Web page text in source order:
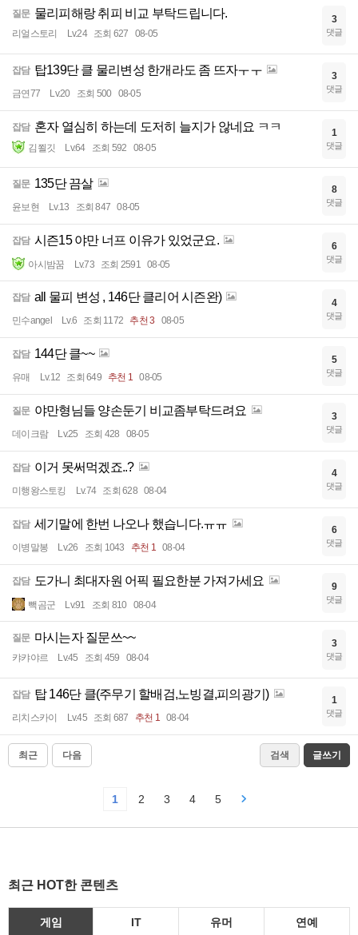
질문 물리피해랑 취피 비교 부탁드립니다.
리얼스토리 Lv.24 조회 627 08-05
3
댓글
잡담 탑139단 클 물리변성 한개라도 좀 뜨자ㅜㅜ
금연77 Lv.20 조회 500 08-05
3
댓글
잡담 혼자 열심히 하는데 도저히 늘지가 않네요 ㅋㅋ
김쬘깃 Lv.64 조회 592 08-05
1
댓글
질문 135단 끔살
윤보현 Lv.13 조회 847 08-05
8
댓글
잡담 시즌15 야만 너프 이유가 있었군요.
아시밤꿈 Lv.73 조회 2591 08-05
6
댓글
잡담 all 물피 변성 , 146단 클리어 시즌완)
민수angel Lv.6 조회 1172 추천 3 08-05
4
댓글
잡담 144단 클~~
유매 Lv.12 조회 649 추천 1 08-05
5
댓글
질문 야만형님들 양손둔기 비교좀부탁드려요
데이크람 Lv.25 조회 428 08-05
3
댓글
잡담 이거 못써먹겠죠..?
미행왕스토킹 Lv.74 조회 628 08-04
4
댓글
잡담 세기말에 한번 나오나 했습니다.ㅠㅠ
이병말봉 Lv.26 조회 1043 추천 1 08-04
6
댓글
잡담 도가니 최대자원 어픽 필요한분 가져가세요
빽곰군 Lv.91 조회 810 08-04
9
댓글
질문 마시는자 질문쓰~~
캬캬야르 Lv.45 조회 459 08-04
3
댓글
잡담 탑 146단 클(주무기 할배검,노빙결,피의광기)
리치스카이 Lv.45 조회 687 추천 1 08-04
1
댓글
최근 다음 검색 글쓰기
1 2 3 4 5
최근 HOT한 콘텐츠
게임 IT 유머 연예